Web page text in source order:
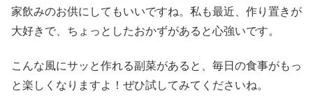
家飲みのお供にしてもいいですね。私も最近、作り置きが
大好きで、ちょっとしたおかずがあると心強いです。
こんな風にサッと作れる副菜があると、毎日の食事がもっ
と楽しくなりますよ！ぜひ試してみてくださいね。